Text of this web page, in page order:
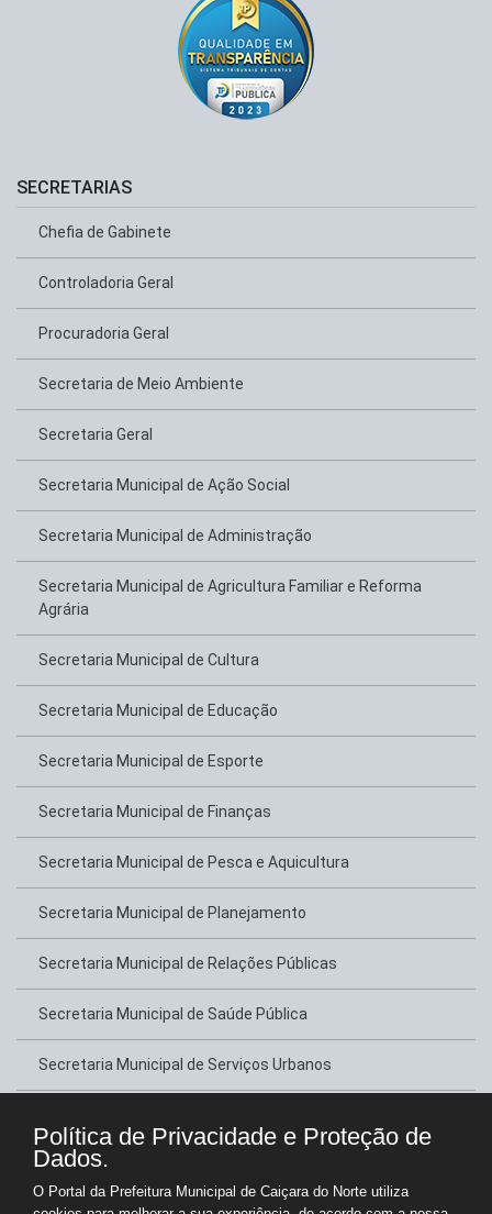
SECRETARIAS
Chefia de Gabinete
Controladoria Geral
Procuradoria Geral
Secretaria de Meio Ambiente
Secretaria Geral
Secretaria Municipal de Ação Social
Secretaria Municipal de Administração
Secretaria Municipal de Agricultura Familiar e Reforma
Agrária
Secretaria Municipal de Cultura
Secretaria Municipal de Educação
Secretaria Municipal de Esporte
Secretaria Municipal de Finanças
Secretaria Municipal de Pesca e Aquicultura
Secretaria Municipal de Planejamento
Secretaria Municipal de Relações Públicas
Secretaria Municipal de Saúde Pública
Secretaria Municipal de Serviços Urbanos
Secretaria Municipal de Tributação
Política de Privacidade e Proteção de
Dados.
O Portal da Prefeitura Municipal de Caiçara do Norte utiliza